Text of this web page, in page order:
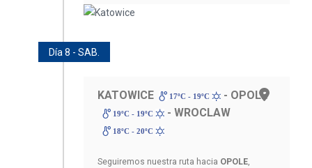
Día 8 - SAB.
KATOWICE 17ºC - 19ºC - OPOLE
19ºC - 19ºC - WROCLAW
18ºC - 20ºC
Seguiremos nuestra ruta hacia OPOLE